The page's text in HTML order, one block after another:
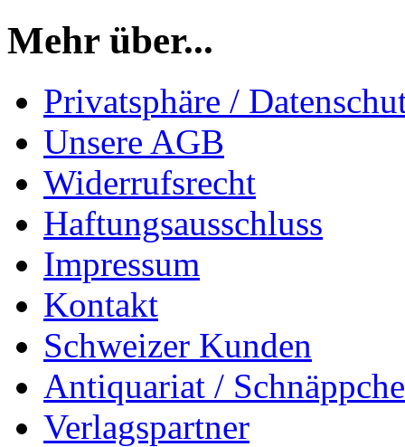
Mehr über...
Privatsphäre /
Unsere AGB
Widerrufsrecht
Haftungsausschluss
Impressum
Kontakt
Schweizer Kunden
Antiquariat /
Verlagspartner